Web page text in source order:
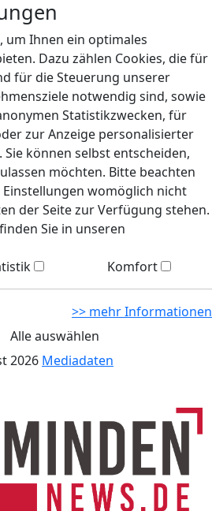
um Ihnen ein optimales
Dazu zählen Cookies, die für
für die Steuerung unserer
notwendig sind, sowie
Statistikzwecken, für
zur Anzeige personalisierter
können selbst entscheiden,
möchten. Bitte beachten
Einstellungen womöglich nicht
der Seite zur Verfügung stehen.
Sie in unseren
Komfort
>> mehr Informationen
Alle auswählen
2026 Mediadaten